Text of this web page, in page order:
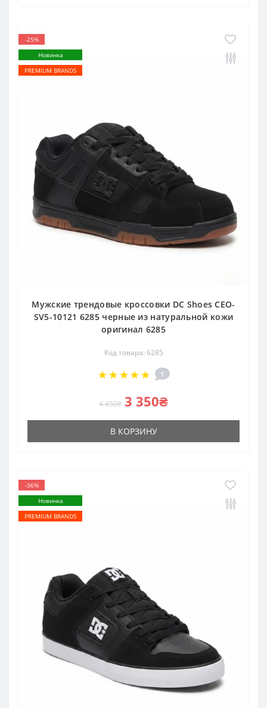
-25%
Новинка
PREMIUM BRANDS
Мужские трендовые кроссовки DC Shoes CEO-
SV5-10121 6285 черные из натуральной кожи
оригинал 6285
Код товара: 6285
1
4 450₴ 3 350₴
В КОРЗИНУ
-36%
Новинка
PREMIUM BRANDS